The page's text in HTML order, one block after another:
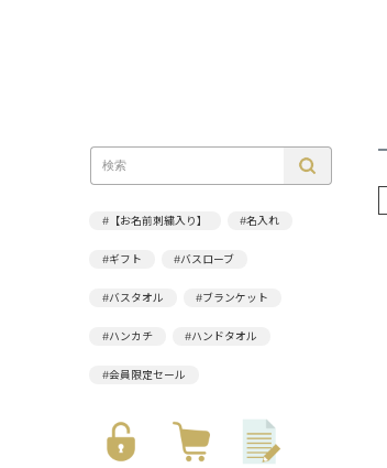
#【お名前刺繍入り】 #名入れ
#ギフト #バスローブ
#バスタオル #ブランケット
#ハンカチ #ハンドタオル
#会員限定セール